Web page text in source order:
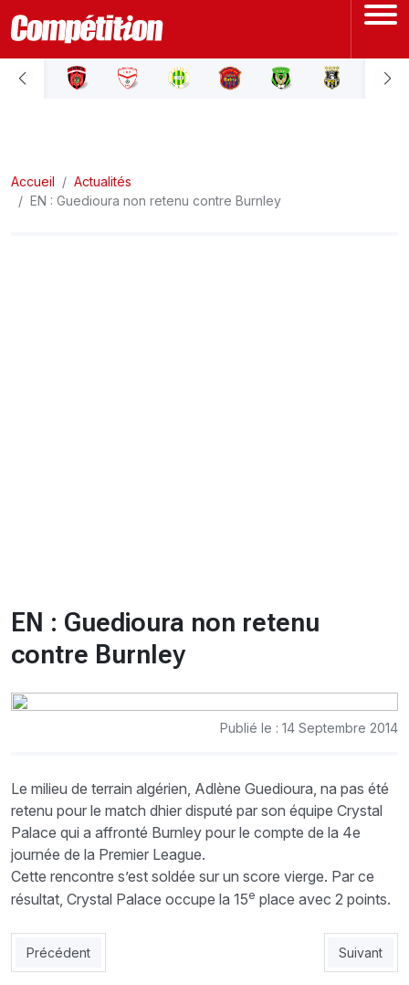
ACCUEIL
LIGUE 2
Accueil
Actualités
EN : Guedioura non retenu contre Burnley
EN : Guedioura non retenu
contre Burnley
Publié le : 14 Septembre 2014
Le milieu de terrain algérien, Adlène Guedioura, na pas été
retenu pour le match dhier disputé par son équipe Crystal
Palace qui a affronté Burnley pour le compte de la 4e
journée de la Premier League.
Cette rencontre s’est soldée sur un score vierge. Par ce
résultat, Crystal Palace occupe la 15e place avec 2 points.
Article précédent : Kourichi : «Gourcuff a joué avec le système
Précédent Article
Suivant